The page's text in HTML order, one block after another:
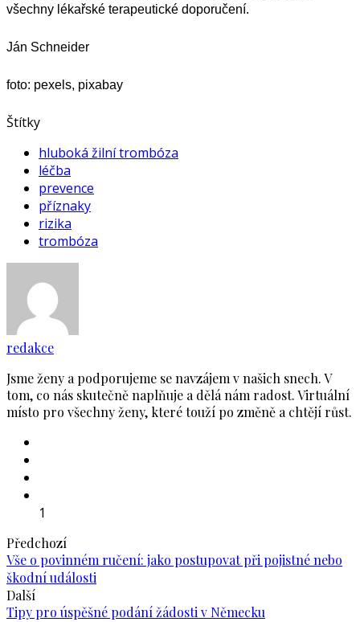
všechny lékařské terapeutické doporučení.
Ján Schneider
foto: pexels, pixabay
Štítky
hluboká žilní trombóza
léčba
prevence
příznaky
rizika
trombóza
redakce
Jsme ženy a podporujeme se navzájem v našich snech. V
tom, co nás skutečně naplňuje a dělá nám radost. Virtuální
místo pro všechny ženy, které touží po změně a chtějí růst.
1
Předchozí
Vše o povinném ručení: jako postupovat při pojistné nebo
škodní události
Další
Tipy pro úspěšné podání žádosti v Německu